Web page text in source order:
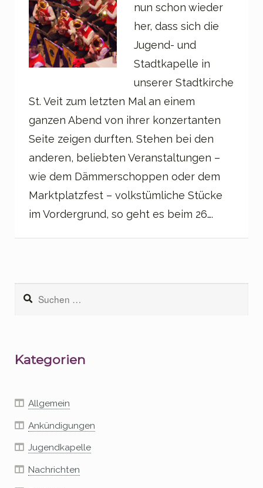
nun schon wieder
her, dass sich die
Jugend- und
Stadtkapelle in
unserer Stadtkirche
St. Veit zum letzten Mal an einem
ganzen Abend von ihrer konzertanten
Seite zeigen durften. Stehen bei den
anderen, beliebten Veranstaltungen –
wie dem Dämmerschoppen oder dem
Marktplatzfest – volkstümliche Stücke
im Vordergrund, so geht es beim 26….
nach:
Kategorien
Allgemein
Ankündigungen
Jugendkapelle
Nachrichten